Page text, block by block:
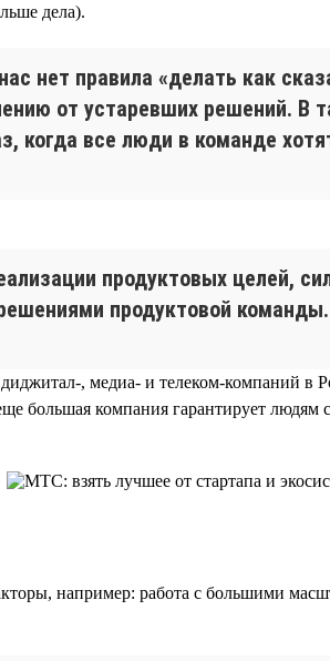
дела).
нет правила «делать как
от устаревших решений. В
когда все люди в команде
продуктовых целей,
продуктовой команды.
, медиа- и телеком-компаний в
большая компания гарантирует
например: работа с большими